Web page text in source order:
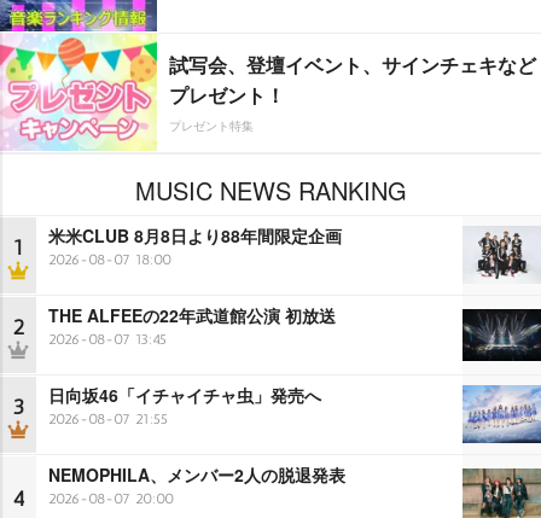
試写会、登壇イベント、サインチェキなど
プレゼント！
プレゼント特集
MUSIC NEWS RANKING
1 米米CLUB 8月8日より88年間限定企画
2026-08-07 18:00
2 THE ALFEEの22年武道館公演 初放送
2026-08-07 13:45
3 日向坂46「イチャイチャ虫」発売へ
2026-08-07 21:55
4
NEMOPHILA、メンバー2人の脱退発表
2026-08-07 20:00